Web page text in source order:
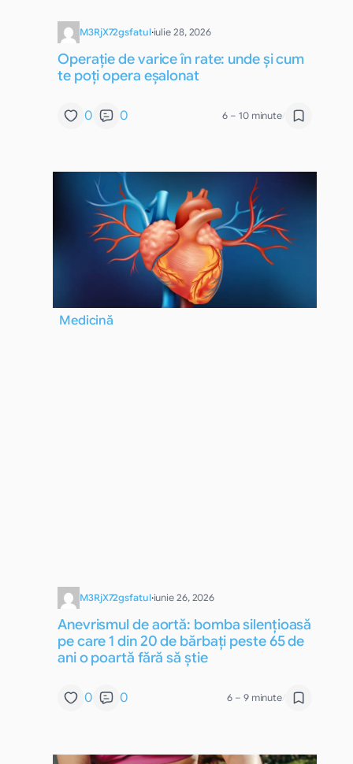
M3RjX72gsfatul·iulie 28, 2026
Operație de varice în rate: unde și cum
te poți opera eșalonat
0 0 6 – 10 minute
Medicină
M3RjX72gsfatul·iunie 26, 2026
Anevrismul de aortă: bomba silențioasă
pe care 1 din 20 de bărbați peste 65 de
ani o poartă fără să știe
0 0 6 – 9 minute